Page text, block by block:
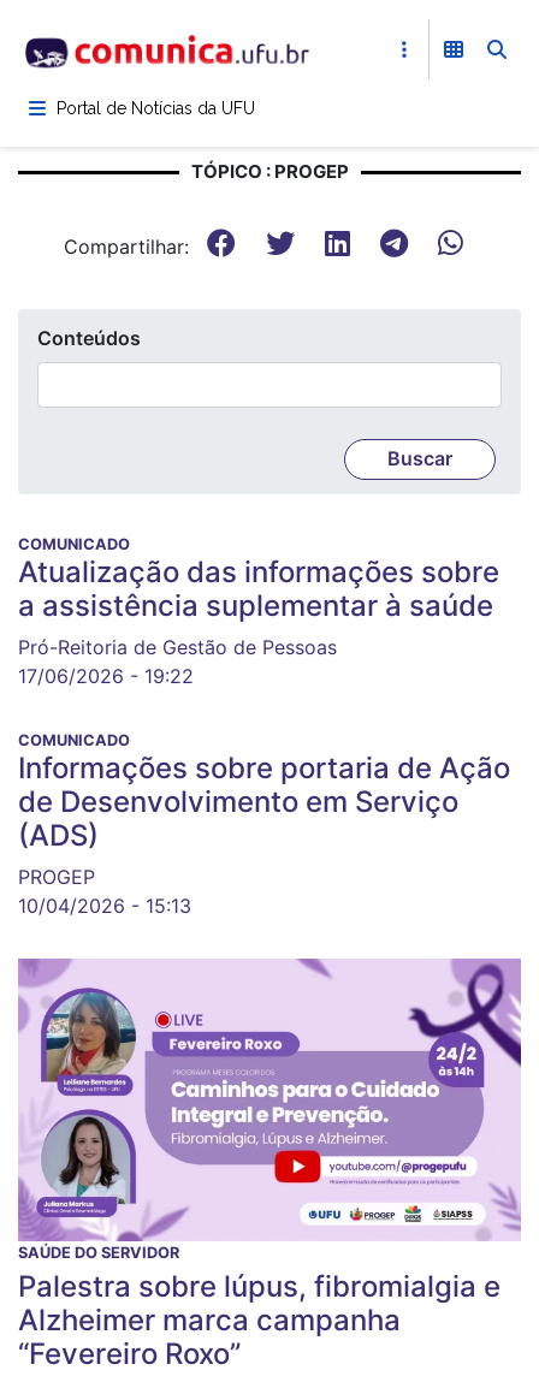
para
conteúdoPortal de Notícias da UFU
TÓPICO : PROGEP
Compartilhar:
Conteúdos
COMUNICADO
Atualização das informações sobre
a assistência suplementar à saúde
Pró-Reitoria de Gestão de Pessoas
17/06/2026 - 19:22
COMUNICADO
Informações sobre portaria de Ação
de Desenvolvimento em Serviço
(ADS)
PROGEP
10/04/2026 - 15:13
SAÚDE DO SERVIDOR
Palestra sobre lúpus, fibromialgia e
Alzheimer marca campanha
“Fevereiro Roxo”